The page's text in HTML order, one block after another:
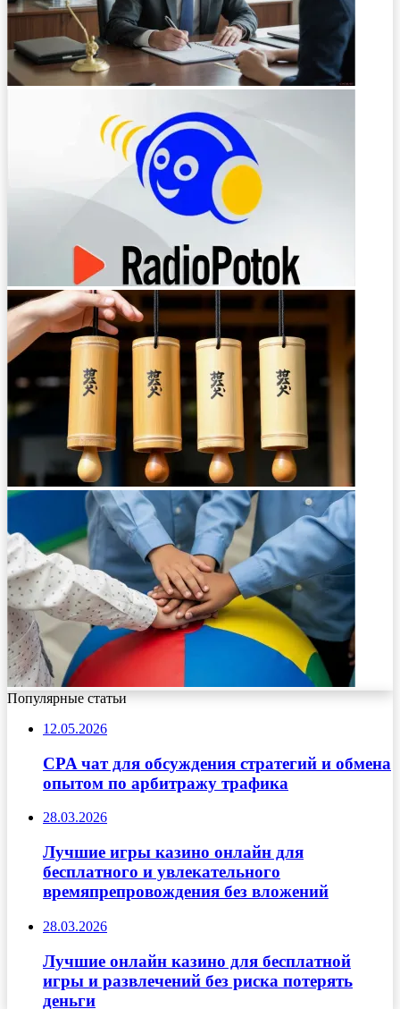
Популярные статьи
12.05.2026
CPA чат для обсуждения стратегий и обмена
опытом по арбитражу трафика
28.03.2026
Лучшие игры казино онлайн для
бесплатного и увлекательного
времяпрепровождения без вложений
28.03.2026
Лучшие онлайн казино для бесплатной
игры и развлечений без риска потерять
деньги